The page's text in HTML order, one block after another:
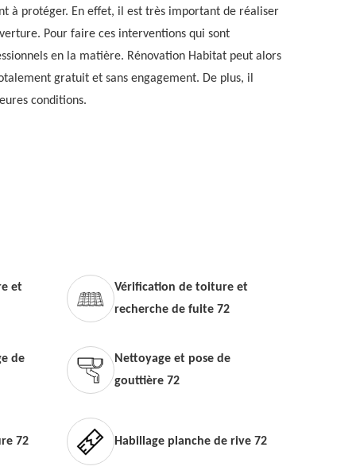
à protéger. En effet, il est très important de réaliser
Pour faire ces interventions qui sont
en la matière. Rénovation Habitat peut alors
gratuit et sans engagement. De plus, il
conditions.
et
Vérification de toiture et
recherche de fuite 72
de
Nettoyage et pose de
gouttière 72
72 Habillage planche de rive 72